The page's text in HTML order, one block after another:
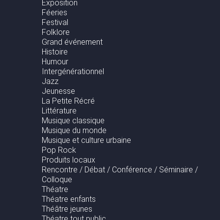
Exposition
Féeries
Festival
Folklore
Grand événement
Histoire
Humour
Intergénérationnel
Jazz
Jeunesse
La Petite Récré
Littérature
Musique classique
Musique du monde
Musique et culture urbaine
Pop Rock
Produits locaux
Rencontre / Débat / Conférence / Séminaire /
Colloque
Théatre
Théatre enfants
Théâtre jeunes